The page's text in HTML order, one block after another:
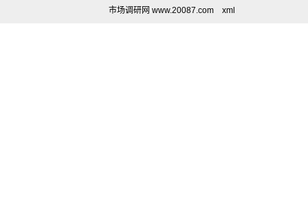
市场调研网 www.20087.com
xml